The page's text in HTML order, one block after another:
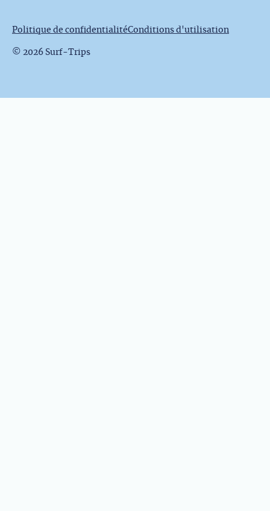
© 2026 Surf-Trips
Politique de confidentialitéConditions d'utilisation